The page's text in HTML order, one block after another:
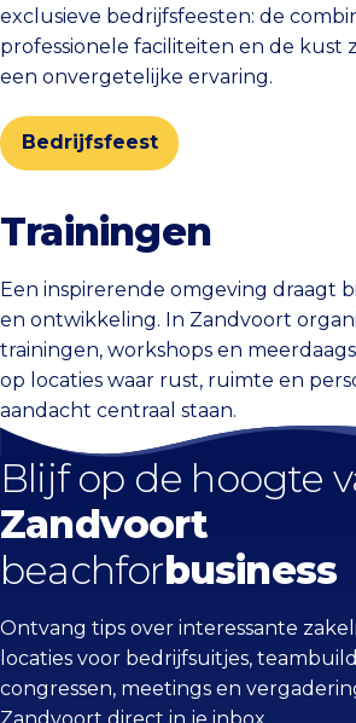
exclusieve bedrijfsfeesten: de
professionele faciliteiten en de kust
een onvergetelijke ervaring.
Bedrijfsfeest
Trainingen
Een inspirerende omgeving draagt
en ontwikkeling. In Zandvoort
trainingen, workshops en
op locaties waar rust, ruimte en
aandacht centraal staan.
Blijf op de hoogte
Zandvoort
beachforbusiness
Ontvang tips over interessante
locaties voor bedrijfsuitjes,
congressen, meetings en